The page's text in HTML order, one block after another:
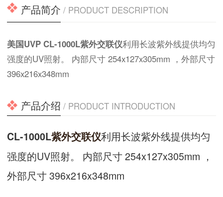
产品简介 / PRODUCT DESCRIPTION
美国UVP CL-1000L紫外交联仪利用长波紫外线提供均匀
强度的UV照射。 内部尺寸 254x127x305mm ，外部尺寸
396x216x348mm
产品介绍 / PRODUCT INTRODUCTION
CL-1000L紫外交联仪利用长波紫外线提供均匀
强度的UV照射。 内部尺寸 254x127x305mm ，
外部尺寸 396x216x348mm